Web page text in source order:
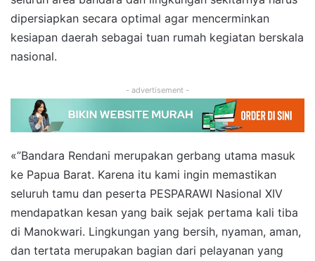
dipersiapkan secara optimal agar mencerminkan
kesiapan daerah sebagai tuan rumah kegiatan berskala
nasional.
- advertisement -
«”Bandara Rendani merupakan gerbang utama masuk
ke Papua Barat. Karena itu kami ingin memastikan
seluruh tamu dan peserta PESPARAWI Nasional XIV
mendapatkan kesan yang baik sejak pertama kali tiba
di Manokwari. Lingkungan yang bersih, nyaman, aman,
dan tertata merupakan bagian dari pelayanan yang